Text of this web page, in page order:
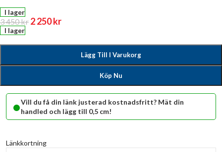
I lager
3 450kr 2 250kr
I lager
Lägg Till I Varukorg
Köp Nu
•Vill du få din länk justerad kostnadsfritt? Mät din
handled och lägg till 0,5 cm!
Länkkortning